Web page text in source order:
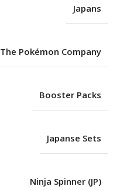
Japans
The Pokémon Company
Booster Packs
Japanse Sets
Ninja Spinner (JP)